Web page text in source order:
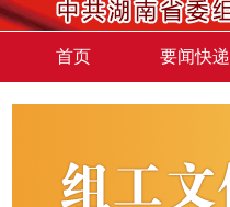
首页 要闻快递